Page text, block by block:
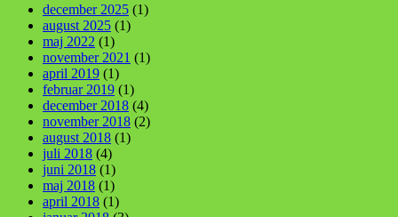
december 2025 (1)
august 2025 (1)
maj 2022 (1)
november 2021 (1)
april 2019 (1)
februar 2019 (1)
december 2018 (4)
november 2018 (2)
august 2018 (1)
juli 2018 (4)
juni 2018 (1)
maj 2018 (1)
april 2018 (1)